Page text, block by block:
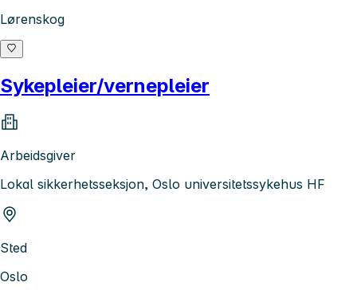
Lørenskog
Sykepleier/vernepleier
Arbeidsgiver
Lokal sikkerhetsseksjon, Oslo universitetssykehus HF
Sted
Oslo